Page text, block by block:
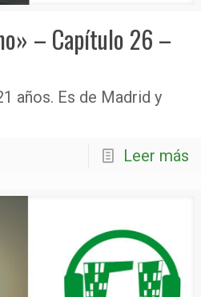
– Capítulo 26 –
años. Es de Madrid y
Leer más